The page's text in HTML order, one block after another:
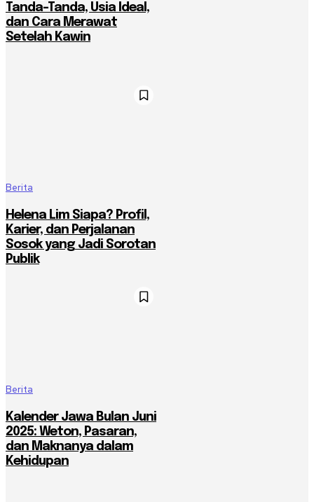
Tanda-Tanda, Usia Ideal,
dan Cara Merawat
Setelah Kawin
Berita
Helena Lim Siapa? Profil,
Karier, dan Perjalanan
Sosok yang Jadi Sorotan
Publik
Berita
Kalender Jawa Bulan Juni
2025: Weton, Pasaran,
dan Maknanya dalam
Kehidupan